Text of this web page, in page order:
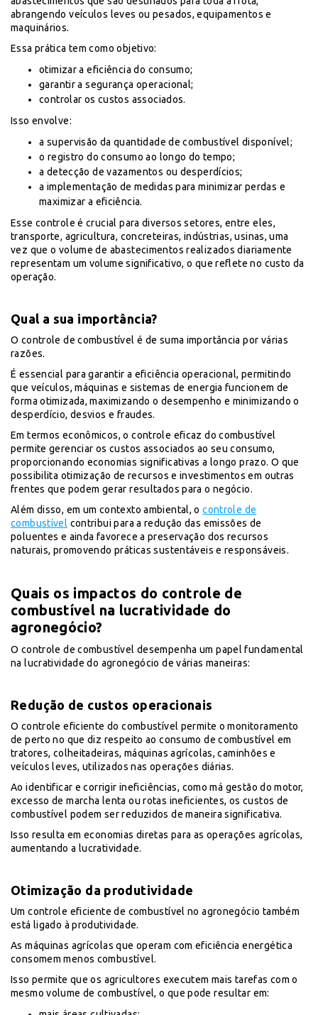
abrangendo veículos leves ou pesados, equipamentos e
maquinários.
Essa prática tem como objetivo:
otimizar a eficiência do consumo;
garantir a segurança operacional;
controlar os custos associados.
Isso envolve:
a supervisão da quantidade de combustível disponível;
o registro do consumo ao longo do tempo;
a detecção de vazamentos ou desperdícios;
a implementação de medidas para minimizar perdas e
maximizar a eficiência.
Esse controle é crucial para diversos setores, entre eles,
transporte, agricultura, concreteiras, indústrias, usinas, uma
vez que o volume de abastecimentos realizados diariamente
representam um volume significativo, o que reflete no custo da
operação.
Qual a sua importância?
O controle de combustível é de suma importância por várias
razões.
É essencial para garantir a eficiência operacional, permitindo
que veículos, máquinas e sistemas de energia funcionem de
forma otimizada, maximizando o desempenho e minimizando o
desperdício, desvios e fraudes.
Em termos econômicos, o controle eficaz do combustível
permite gerenciar os custos associados ao seu consumo,
proporcionando economias significativas a longo prazo. O que
possibilita otimização de recursos e investimentos em outras
frentes que podem gerar resultados para o negócio.
Além disso, em um contexto ambiental, ocontrole de
combustível contribui para a redução das emissões de
poluentes e ainda favorece a preservação dos recursos
naturais, promovendo práticas sustentáveis e responsáveis.
Quais os impactos do controle de
combustível na lucratividade do
agronegócio?
O controle de combustível desempenha um papel fundamental
na lucratividade do agronegócio de várias maneiras:
Redução de custos operacionais
O controle eficiente do combustível permite o monitoramento
de perto no que diz respeito ao consumo de combustível em
tratores, colheitadeiras, máquinas agrícolas, caminhões e
veículos leves, utilizados nas operações diárias.
Ao identificar e corrigir ineficiências, como má gestão do motor,
excesso de marcha lenta ou rotas ineficientes, os custos de
combustível podem ser reduzidos de maneira significativa.
Isso resulta em economias diretas para as operações agrícolas,
aumentando a lucratividade.
Otimização da produtividade
Um controle eficiente de combustível no agronegócio também
está ligado à produtividade.
As máquinas agrícolas que operam com eficiência energética
consomem menos combustível.
Isso permite que os agricultores executem mais tarefas com o
mesmo volume de combustível, o que pode resultar em: